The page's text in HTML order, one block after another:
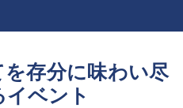
存分に味わい尽
イベント